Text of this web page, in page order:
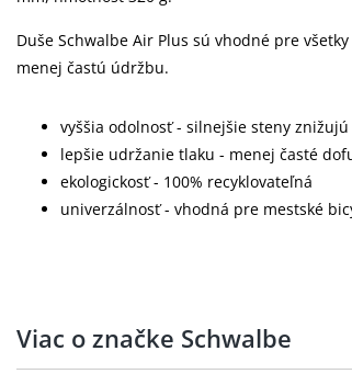
Duše Schwalbe Air Plus sú vhodné pre
menej častú údržbu.
vyššia odolnosť - silnejšie steny
lepšie udržanie tlaku - menej časté
ekologickosť - 100% recyklovateľná
univerzálnosť - vhodná pre mestské
Viac o značke Schwalbe